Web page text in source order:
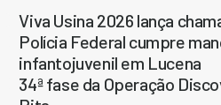
Viva Usina 2026 lança
Polícia Federal cumpre
infantojuvenil em Lucena
34ª fase da Operação